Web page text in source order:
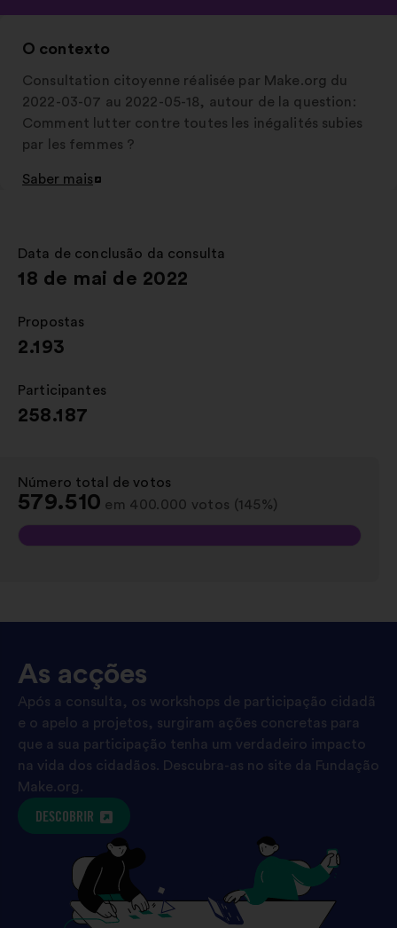
O contexto
Consultation citoyenne réalisée par Make.org du
2022-03-07 au 2022-05-18, autour de la question:
Comment lutter contre toutes les inégalités subies
par les femmes ?
Saber mais
Abertura
separador
Data de conclusão da consulta
:
18 de mai de 2022
Propostas
:
2.193
Participantes
:
258.187
Número total de votos
:
579.510 em 400.000 votos (145%)
As acções
Após a consulta, os workshops de participação cidadã
e o apelo a projetos, surgiram ações concretas para
que a sua participação tenha um verdadeiro impacto
na vida dos cidadãos. Descubra-as no site da Fundação
Make.org.
DESCOBRIR